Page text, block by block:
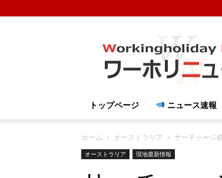
ー
ホ
リ
ュ
トップページ ニュース速報
ホーム オーストラリア サーチャージ
オーストラリア 現地最新情報